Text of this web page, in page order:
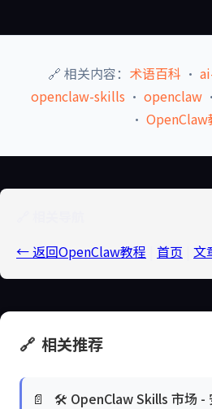
🔗 相关内容： 术语百科 ·
openclaw-skills · openclaw ·
· OpenClaw
← 返回OpenClaw教程 首页 文
🔗 相关推荐
📄
🛠️ OpenClaw Skills 市场 -